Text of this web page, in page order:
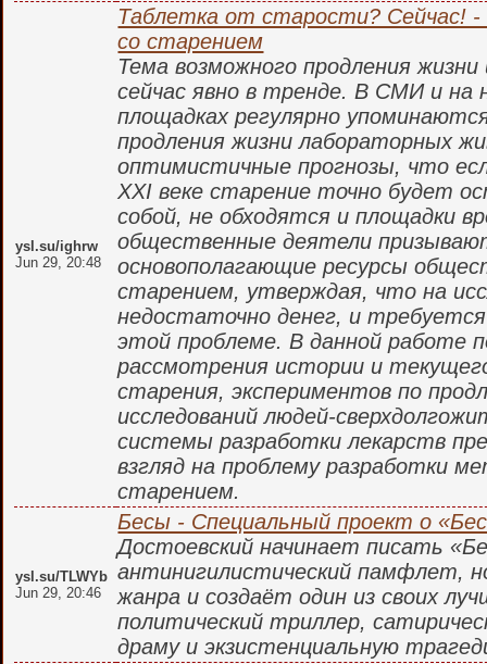
ysl.su/ighrw
Jun 29, 20:48
Таблетка от старости? Сейчас!
со старением
Тема возможного продления
сейчас явно в тренде. В СМИ и на
площадках регулярно
продления жизни лабораторных
оптимистичные прогнозы, что
XXI веке старение точно будет
собой, не обходятся и площадки
общественные деятели
основополагающие ресурсы
старением, утверждая, что на
недостаточно денег, и
этой проблеме. В данной работе
рассмотрения истории и
старения, экспериментов по
исследований людей-
системы разработки лекарств
взгляд на проблему разработки
старением.
ysl.su/TLWYb
Jun 29, 20:46
Бесы - Специальный проект о
Достоевский начинает писать
антинигилистический памфлет,
жанра и создаёт один из своих
политический триллер,
драму и экзистенциальную